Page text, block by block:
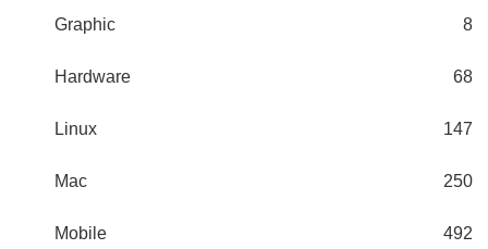
Graphic 8
Hardware 68
Linux 147
Mac 250
Mobile 492